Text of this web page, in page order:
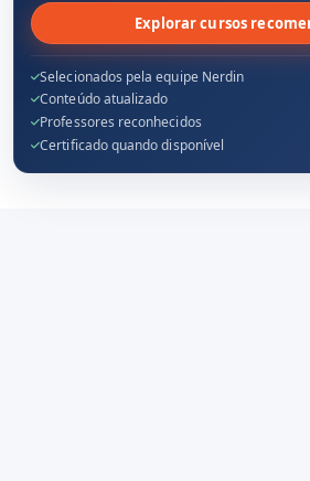
Explorar cursos
Selecionados pela equipe Nerdin
Conteúdo atualizado
Professores reconhecidos
Certificado quando disponível